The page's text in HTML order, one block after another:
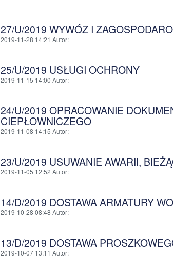
27/U/2019 WYWÓZ I
2019-11-28 14:21 Autor:
25/U/2019 USŁUGI OCHRONY
2019-11-15 14:00 Autor:
24/U/2019 OPRACOWANIE
CIEPŁOWNICZEGO
2019-11-08 14:15 Autor:
23/U/2019 USUWANIE AWARII,
2019-11-05 12:52 Autor:
14/D/2019 DOSTAWA ARMATURY
2019-10-28 08:48 Autor:
13/D/2019 DOSTAWA
2019-10-07 13:11 Autor: